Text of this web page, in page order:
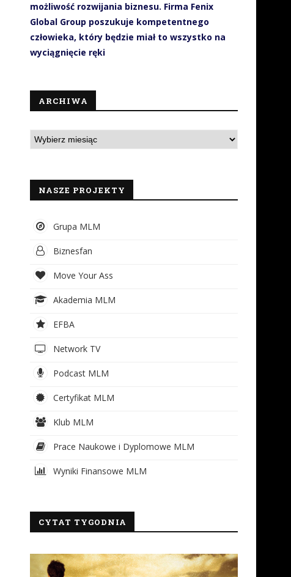
możliwość rozwijania biznesu. Firma Fenix
Global Group poszukuje kompetentnego
człowieka, który będzie miał to wszystko na
wyciągnięcie ręki
ARCHIWA
NASZE PROJEKTY
Grupa MLM
Biznesfan
Move Your Ass
Akademia MLM
EFBA
Network TV
Podcast MLM
Certyfikat MLM
Klub MLM
Prace Naukowe i Dyplomowe MLM
Wyniki Finansowe MLM
CYTAT TYGODNIA